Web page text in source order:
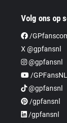
Volg ons op
/
X @gpfansnl
@gpfansnl
/GPFansNL
@gpfansnl
/gpfansnl
/gpfansnl